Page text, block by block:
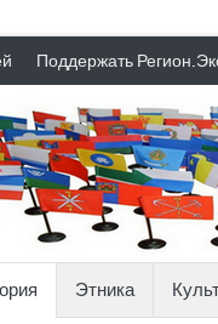
Поддержать
Этника